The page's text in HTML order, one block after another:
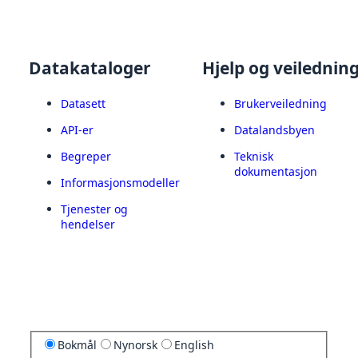
Datakataloger
Datasett
API-er
Begreper
Informasjonsmodeller
Tjenester og
hendelser
Hjelp og
Brukerveiledning
Datalandsbyen
Teknisk
dokumentasjon
Bokmål Nynorsk English